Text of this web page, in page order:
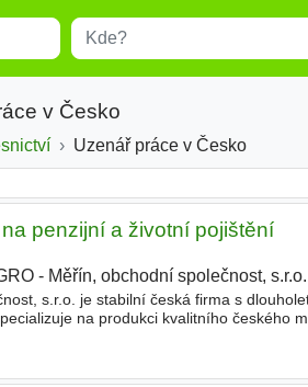
Místo
results.
v Česko
Uzenář práce v Česko
penzijní a životní pojištění
- Měřín, obchodní společnost, s.r.o.
s.r.o. je stabilní česká firma s
na produkci kvalitního českého